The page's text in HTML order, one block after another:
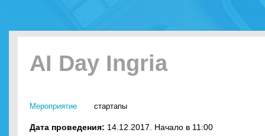
AI Day Ingria
Мероприятие стартапы
Дата проведения: 14.12.2017. Начало в 11:00